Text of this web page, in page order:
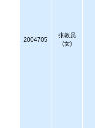
2004705
张教员
(女)